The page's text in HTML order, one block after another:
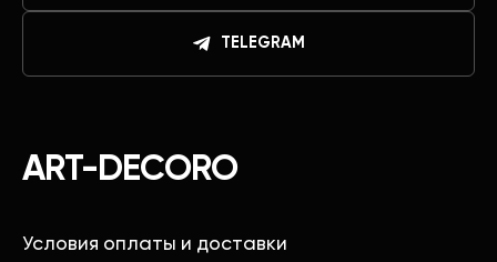
ART-DECORO
Условия оплаты и доставки
TELEGRAM